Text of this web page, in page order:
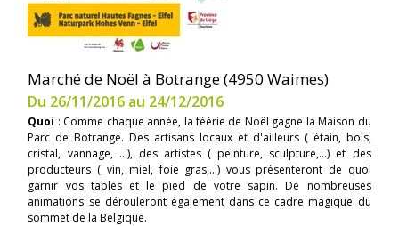
Marché de Noël à Botrange (4950 Waimes)
Du 26/11/2016 au 24/12/2016
Quoi : Comme chaque année, la féérie de Noël gagne la Maison du
Parc de Botrange. Des artisans locaux et d'ailleurs ( étain, bois,
cristal, vannage, ...), des artistes ( peinture, sculpture,...) et des
producteurs ( vin, miel, foie gras,...) vous présenteront de quoi
garnir vos tables et le pied de votre sapin. De nombreuses
animations se dérouleront également dans ce cadre magique du
sommet de la Belgique.